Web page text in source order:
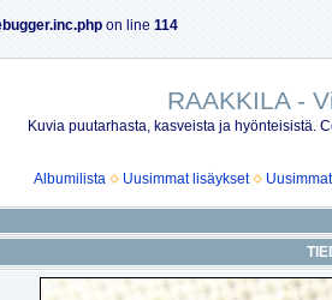
on line 114
RAAKKILA -
Kuvia puutarhasta, kasveista ja hyönteisistä.
Albumilista
Uusimmat lisäykset